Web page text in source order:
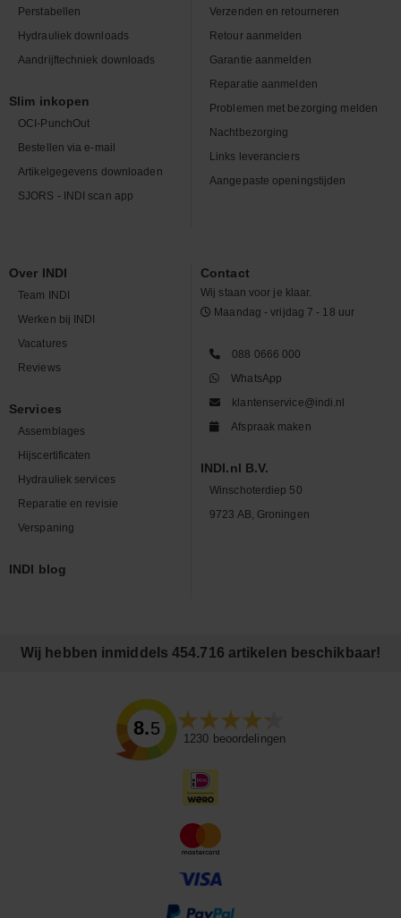
Perstabellen
Hydrauliek downloads
Aandrijftechniek downloads
Slim inkopen
OCI-PunchOut
Bestellen via e-mail
Artikelgegevens downloaden
SJORS - INDI scan app
Verzenden en retourneren
Retour aanmelden
Garantie aanmelden
Reparatie aanmelden
Problemen met bezorging melden
Nachtbezorging
Links leveranciers
Aangepaste openingstijden
Over INDI
Team INDI
Werken bij INDI
Vacatures
Reviews
Services
Assemblages
Hijscertificaten
Hydrauliek services
Reparatie en revisie
Verspaning
INDI blog
Contact
Wij staan voor je klaar.
Maandag - vrijdag 7 - 18 uur
088 0666 000
WhatsApp
klantenservice@indi.nl
Afspraak maken
INDI.nl B.V.
Winschoterdiep 50
9723 AB, Groningen
Wij hebben inmiddels 454.716 artikelen beschikbaar!
8.5
1230 beoordelingen